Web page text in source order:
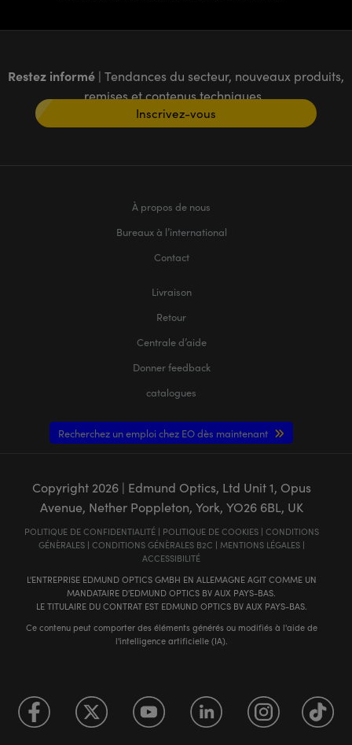
Restez informé | Tendances du secteur, nouveaux produits,
remises et contenus techniques
Inscrivez-vous
À propos de nous
Bureaux à l’international
Contact
Livraison
Retour
Centrale d’aide
Donner feedback
catalogues
Recherchez un emploi chez EO dès maintenant
Copyright 2026| Edmund Optics, Ltd Unit 1, Opus
Avenue, Nether Poppleton, York, YO26 6BL, UK
POLITIQUE DE CONFIDENTIALITÉ| POLITIQUE DE COOKIES| CONDITIONS
GÉNÈRALES| CONDITIONS GÉNÈRALES B2C | MENTIONS LÉGALES|
ACCESSIBILITÉ
L'ENTREPRISE EDMUND OPTICS GMBH EN ALLEMAGNE AGIT COMME UN
MANDATAIRE D'EDMUND OPTICS BV AUX PAYS-BAS.
LE TITULAIRE DU CONTRAT EST EDMUND OPTICS BV AUX PAYS-BAS.
Ce contenu peut comporter des éléments générés ou modifiés à l'aide de
l'intelligence artificielle (IA).